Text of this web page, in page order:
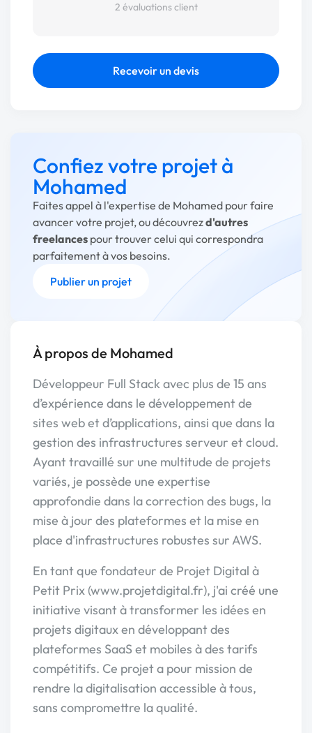
2 évaluations client
Recevoir un devis
Confiez votre projet à
Mohamed
Faites appel à l'expertise de Mohamed pour faire
avancer votre projet, ou découvrezd'autres
freelances pour trouver celui qui correspondra
parfaitement à vos besoins.
Publier un projet
À propos de Mohamed
Développeur Full Stack avec plus de 15 ans
d’expérience dans le développement de
sites web et d’applications, ainsi que dans la
gestion des infrastructures serveur et cloud.
Ayant travaillé sur une multitude de projets
variés, je possède une expertise
approfondie dans la correction des bugs, la
mise à jour des plateformes et la mise en
place d'infrastructures robustes sur AWS.
En tant que fondateur de Projet Digital à
Petit Prix (www.projetdigital.fr), j'ai créé une
initiative visant à transformer les idées en
projets digitaux en développant des
plateformes SaaS et mobiles à des tarifs
compétitifs. Ce projet a pour mission de
rendre la digitalisation accessible à tous,
sans compromettre la qualité.